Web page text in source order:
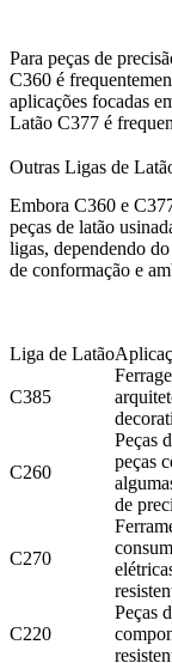
Para peças de
C360 é
aplicações focadas
Latão C377 é
Outras Ligas de
Embora C360 e
peças de latão
ligas, dependendo
de conformação e
Liga de Latão
C385
C260
Peças
peças
de
C270
C220
Peças